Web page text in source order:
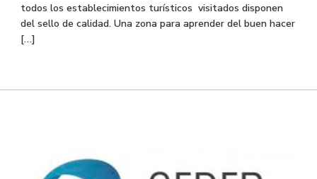
todos los establecimientos turísticos visitados disponen
del sello de calidad. Una zona para aprender del buen hacer
[…]